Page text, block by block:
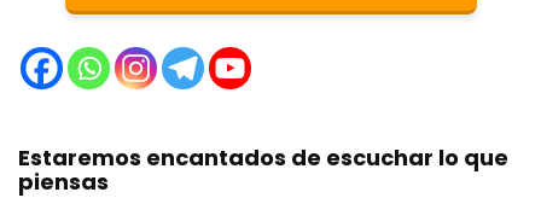
Estaremos encantados de escuchar lo que
piensas